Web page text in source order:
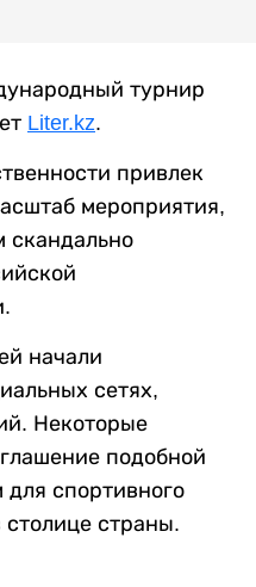
турнир
Liter.kz.
привлек
мероприятия,
скандально
начали
сетях,
Некоторые
подобной
спортивного
страны.